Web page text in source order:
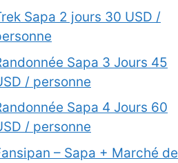
Sapa 2 jours 30 USD /
Sapa 3 Jours 45
/ personne
Sapa 4 Jours 60
/ personne
– Sapa + Marché de